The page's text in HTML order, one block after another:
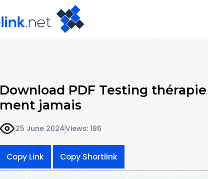
Download PDF Testing
ment jamais
25 June 2024Views: 186
Copy Link Copy Shortlink